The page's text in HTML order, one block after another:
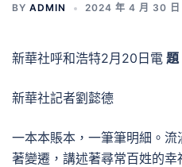
BY ADMIN 2024 年 4 月 30 日
新華社呼和浩特2月20日電 題
新華社記者劉懿德
一本本賬本，一筆筆明細。
著變遷，講述著尋常百姓的